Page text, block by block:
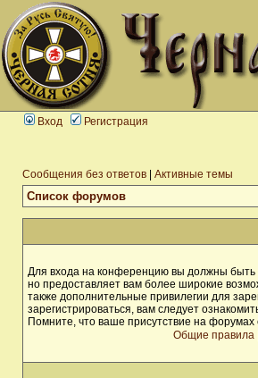
Вход Регистрация
Сообщения без ответов Активные темы
Список форумов
Для входа на конференцию вы должны быть
но предоставляет вам более широкие
также дополнительные привилегии для
зарегистрироваться, вам следует
Помните, что ваше присутствие на форумах
Общие правила